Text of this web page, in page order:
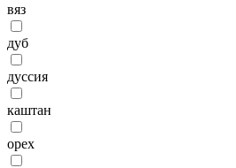
вяз
дуб
дуссия
каштан
орех